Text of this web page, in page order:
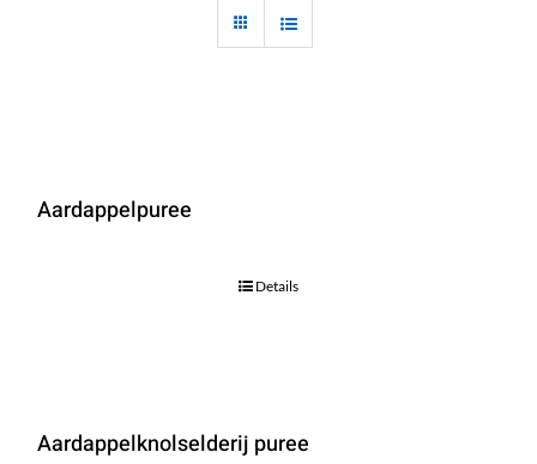
NL
Aardappelpuree
Details
Aardappelknolselderij puree